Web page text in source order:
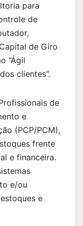
para
de
de Giro
“Ágil
clientes”.
de
e
(PCP/PCM),
frente
e financeira.
e/ou
e